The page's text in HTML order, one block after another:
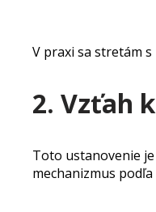
V praxi sa stretám
2. Vzťah
Toto ustanovenie
mechanizmus podľa